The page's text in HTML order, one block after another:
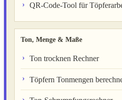
QR-Code-Tool für
Ton, Menge & Maße
Ton trocknen Rechner
Töpfern Tonmengen